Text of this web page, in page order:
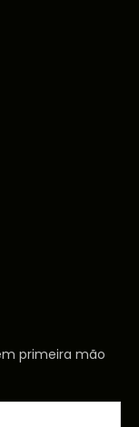
primeira mão